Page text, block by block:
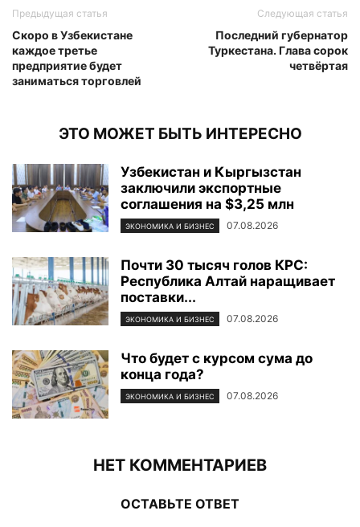
Предыдущая статья
Скоро в Узбекистане
каждое третье
предприятие будет
заниматься торговлей
Следующая статья
Последний губернатор
Туркестана. Глава сорок
четвёртая
ЭТО МОЖЕТ БЫТЬ ИНТЕРЕСНО
Узбекистан и Кыргызстан
заключили экспортные
соглашения на $3,25 млн
ЭКОНОМИКА И БИЗНЕС 07.08.2026
Почти 30 тысяч голов КРС:
Республика Алтай наращивает
поставки...
ЭКОНОМИКА И БИЗНЕС 07.08.2026
Что будет с курсом сума до
конца года?
ЭКОНОМИКА И БИЗНЕС 07.08.2026
НЕТ КОММЕНТАРИЕВ
ОСТАВЬТЕ ОТВЕТ